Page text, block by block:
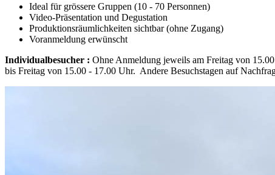
Ideal für grössere Gruppen (10 - 70 Personnen)
Video-Präsentation und Degustation
Produktionsräumlichkeiten sichtbar (ohne Zugang)
Voranmeldung erwünscht
Individualbesucher : Ohne Anmeldung jeweils am Freitag von
bis Freitag von 15.00 - 17.00 Uhr. Andere Besuchstagen auf